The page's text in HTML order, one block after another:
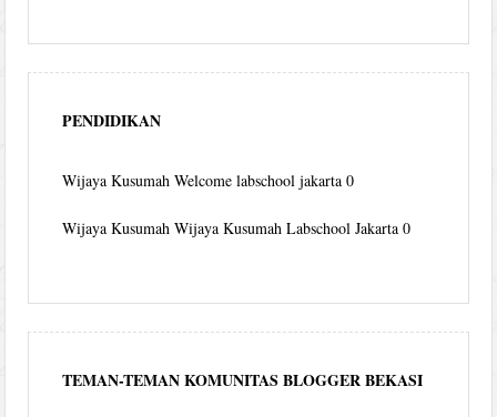
PENDIDIKAN
Wijaya Kusumah Welcome labschool jakarta 0
Wijaya Kusumah Wijaya Kusumah Labschool Jakarta 0
TEMAN-TEMAN KOMUNITAS BLOGGER BEKASI